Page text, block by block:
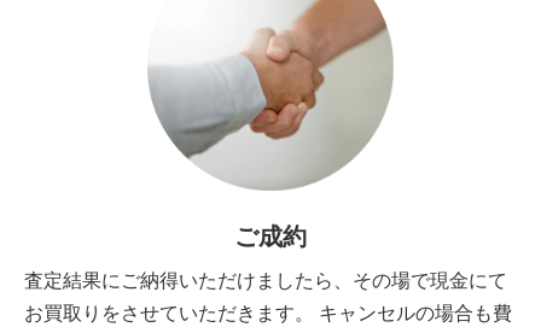
ご成約
査定結果にご納得いただけましたら、その場で現金にて
お買取りをさせていただきます。 キャンセルの場合も費